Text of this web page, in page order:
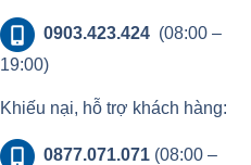
0903.423.424 (08:00 –
19:00)
Khiếu nại, hỗ trợ khách hàng:
0877.071.071(08:00 –